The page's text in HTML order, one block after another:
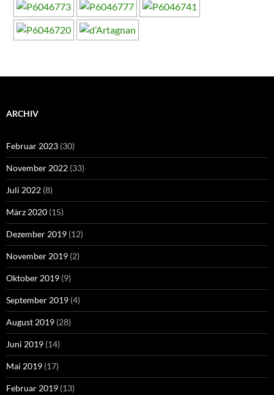
ARCHIV
Februar 2023 (30)
November 2022 (33)
Juli 2022 (8)
März 2020 (15)
Dezember 2019 (12)
November 2019 (2)
Oktober 2019 (9)
September 2019 (4)
August 2019 (28)
Juni 2019 (14)
Mai 2019 (17)
Februar 2019 (13)